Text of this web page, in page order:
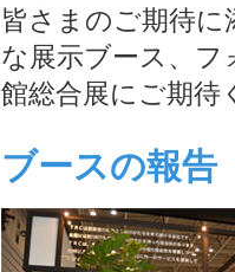
皆さまのご期待
な展示ブース、
館総合展にご期待
ブースの報告